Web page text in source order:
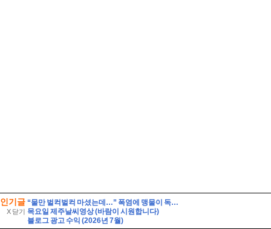
인기글
X 닫기
“물만 벌컥벌컥 마셨는데…” 폭염에 맹물이 독이 되는 이유
목요일 제주날씨영상 (바람이 시원합니다)
블로그 광고 수익 (2026년 7월)